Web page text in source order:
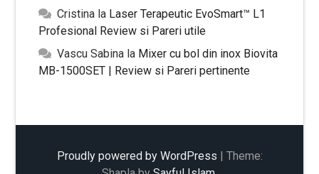
Cristina la Laser Terapeutic EvoSmart™ L1
Profesional Review si Pareri utile
Vascu Sabina la Mixer cu bol din inox Biovita
MB-1500SET | Review si Pareri pertinente
Proudly powered by WordPress | Theme: